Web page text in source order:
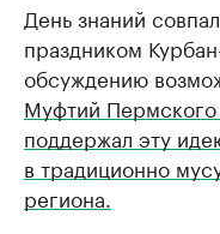
День знаний
праздником
обсуждению
Муфтий
поддержал эту
в традиционно
региона.